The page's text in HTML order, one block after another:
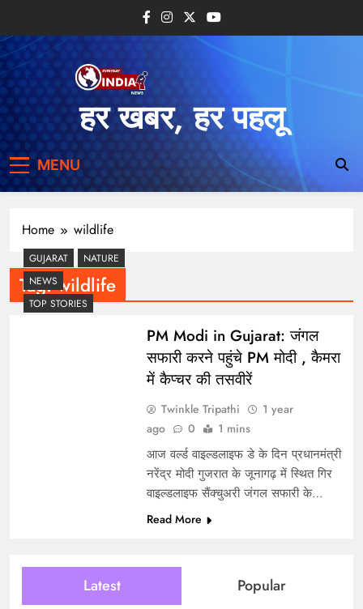
content
हर खबर, हर पहलू
MENU
Home wildlife
Tag:wildlife
GUJARAT
NATURE
NEWS
TOP STORIES
PM Modi in Gujarat: जंगल
सफारी करने पहुंचे PM मोदी , कैमरा
में कैप्चर की तसवीरें
Twinkle Tripathi
1 year
ago
0 1 mins
आज वर्ल्ड वाइल्डलाइफ डे के दिन प्रधानमंत्री
नरेंद्र मोदी गुजरात के जूनागढ़ में स्थित गिर
वाइल्डलाइफ सैंक्चुअरी जंगल सफारी के…
Read More
Latest Popular